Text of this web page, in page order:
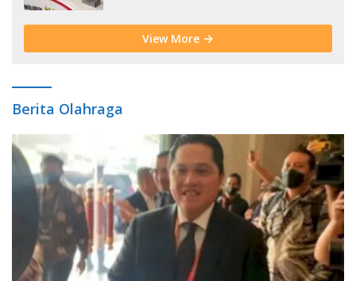
View More
Berita Olahraga